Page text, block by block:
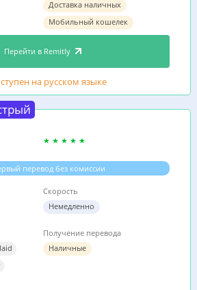
Доставка наличных
Мобильный кошелек
Перейти в Remitly
на русском языке
перевод без комиссии
Скорость
Немедленно
Получение перевода
Наличные